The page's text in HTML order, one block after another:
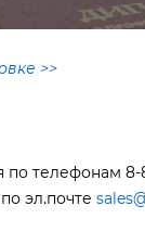
>>
телефонам 8-
эл.почте